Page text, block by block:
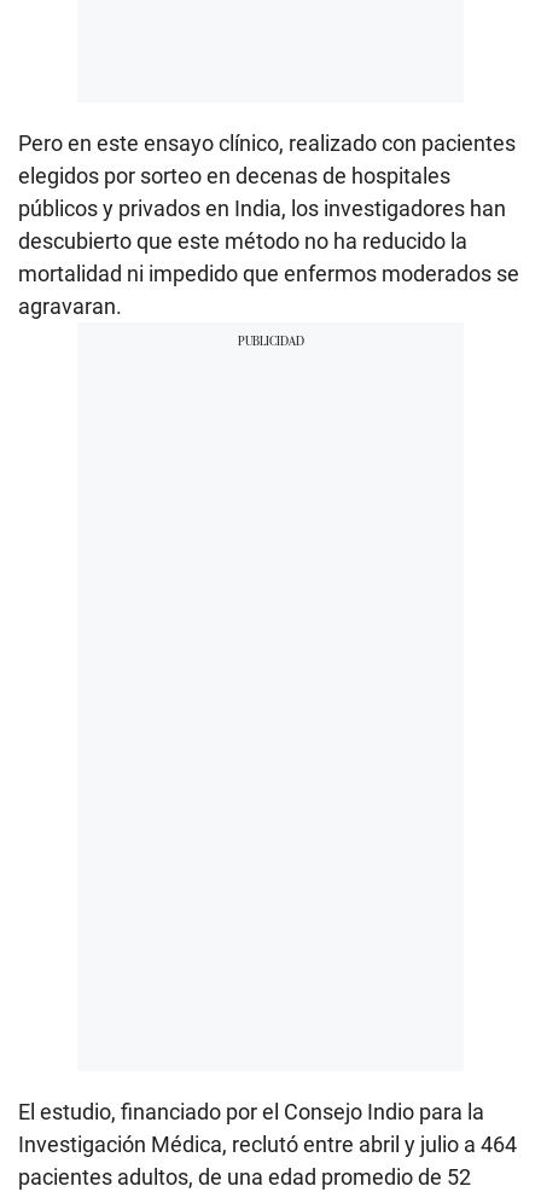
Pero en este ensayo clínico, realizado con pacientes
elegidos por sorteo en decenas de hospitales
públicos y privados en India, los investigadores han
descubierto que este método no ha reducido la
mortalidad ni impedido que enfermos moderados se
agravaran.
El estudio, financiado por el Consejo Indio para la
Investigación Médica, reclutó entre abril y julio a 464
pacientes adultos, de una edad promedio de 52